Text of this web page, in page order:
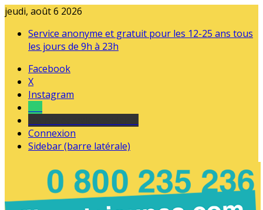
jeudi, août 6 2026
Service anonyme et gratuit pour les 12-25 ans tous
les jours de 9h à 23h
Facebook
X
Instagram
Connexion
Sidebar (barre latérale)